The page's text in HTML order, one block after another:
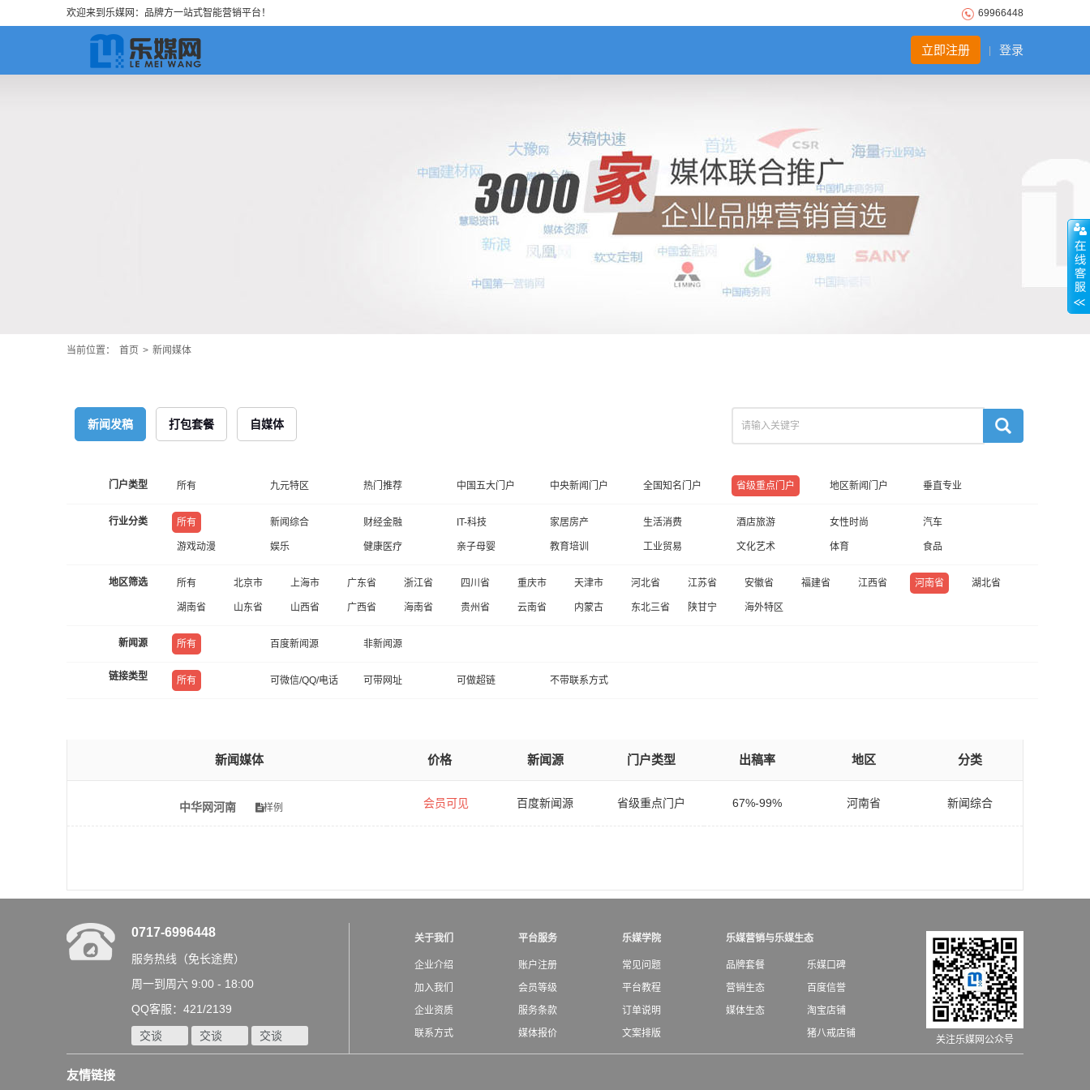
欢迎来到乐媒网：品牌方一站式智能营销平台！ 69966448
登录
立即注册
当前位置： 首页 > 新闻媒体
新闻发稿 打包套餐 自媒体
门户类型 所有 九元特区 热门推荐 中国五大门户 中央新闻门户 全国知名门户 省级重点门户 地区新闻门户 垂直专业
行业分类 所有 新闻综合 财经金融 IT-科技 家居房产 生活消费 酒店旅游 女性时尚 汽车
游戏动漫 娱乐 健康医疗 亲子母婴 教育培训 工业贸易 文化艺术 体育 食品
地区筛选 所有 北京市 上海市 广东省 浙江省 四川省 重庆市 天津市 河北省 江苏省 安徽省 福建省 江西省 河南省 湖北省
湖南省 山东省 山西省 广西省 海南省 贵州省 云南省 内蒙古 东北三省 陕甘宁 海外特区
新闻源 所有 百度新闻源 非新闻源
链接类型 所有 可微信/QQ/电话 可带网址 可做超链 不带联系方式
新闻媒体 价格 新闻源 门户类型 出稿率 地区 分类
中华网河南 样例 会员可见 百度新闻源 省级重点门户 67%-99% 河南省 新闻综合
0717-6996448
服务热线（免长途费）
周一到周六 9:00 - 18:00
QQ客服：421/2139
交谈 交谈 交谈
关于我们
企业介绍
加入我们
企业资质
联系方式
平台服务
账户注册
会员等级
服务条款
媒体报价
乐媒学院
常见问题
平台教程
订单说明
文案排版
乐媒营销与乐媒生态
品牌套餐
乐媒口碑
营销生态
百度信誉
媒体生态
淘宝店铺
猪八戒店铺
关注乐媒网公众号
友情链接